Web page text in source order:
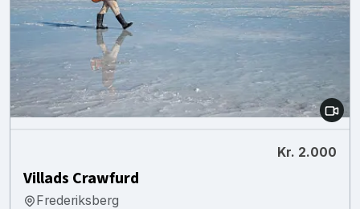
Kr. 2.000
Villads Crawfurd
Frederiksberg